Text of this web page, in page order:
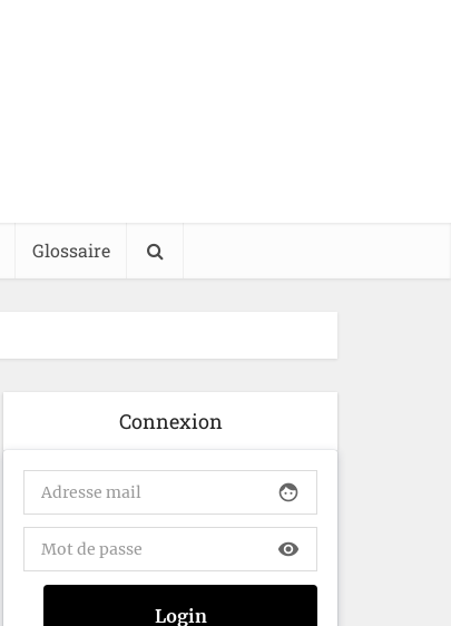
Glossaire
Connexion
face
visibility